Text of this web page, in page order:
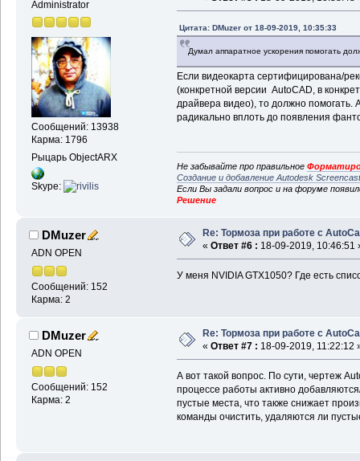
Administrator
Сообщений: 13938
Карма: 1796
Рыцарь ObjectARX
Skype:
Цитата: DMuzer от 18-09-2019, 10:35:33
Думал аппаратное ускорения помогать
Если видеокарта сертифицирована/
(конкретной версии AutoCAD, в
драйвера видео), то должно помогать.
радикально вплоть до появления
Не забывайте про правильное
Создание и добавление Autodesk
Если Вы задали вопрос и на форуме
Решение
DMuzer
ADN OPEN
Сообщений: 152
Карма: 2
Re: Тормоза при работе с
« Ответ #6 : 18-09-2019, 10:46:51
У меня NVIDIA GTX1050? Где есть
DMuzer
ADN OPEN
Сообщений: 152
Карма: 2
Re: Тормоза при работе с
« Ответ #7 : 18-09-2019, 11:22:12
А вот такой вопрос. По сути, чертеж
процессе работы активно
пустые места, что также снижает
команды очистить, удаляются ли